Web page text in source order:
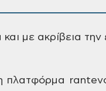
με ακρίβεια
πλατφόρμα